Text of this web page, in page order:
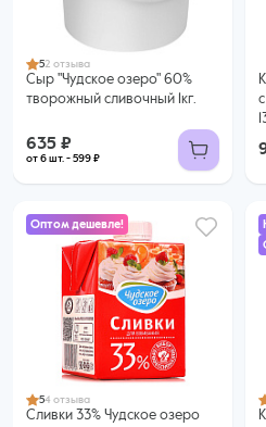
52 отзыва
Сыр "Чудское озеро" 60%
творожный сливочный 1кг.
635 ₽
от 6 шт. - 599 ₽
Купить оптом
Оптом дешевле!
54 отзыва
Сливки 33% Чудское озеро
299 ₽
277 ₽ за шт. при заказе от 6 шт.
Купить оптом
42 ₽
35 ₽ за шт. при заказе от 50 шт.
Купить оптом